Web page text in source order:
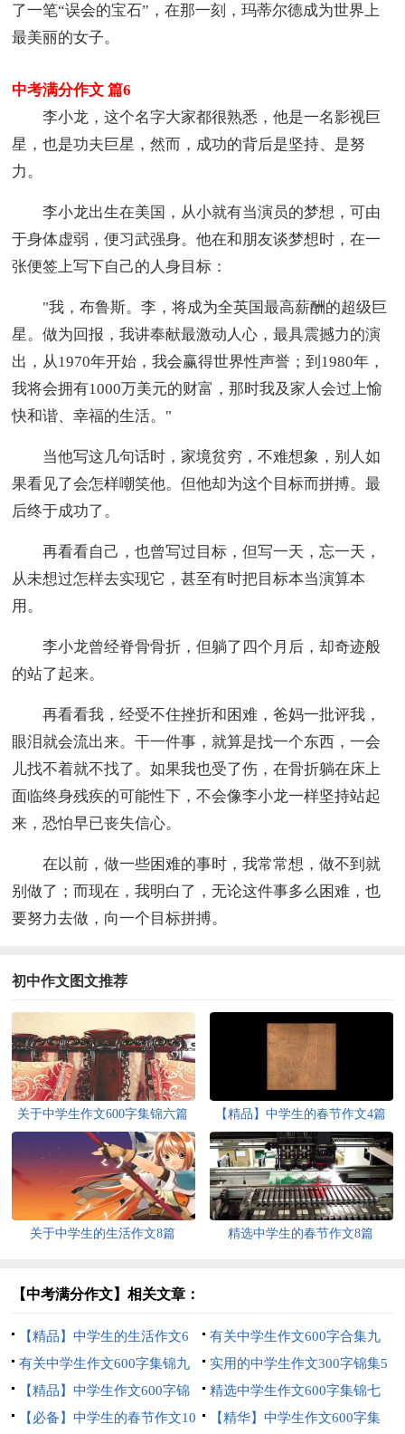
了一笔“误会的宝石”，在那一刻，玛蒂尔德成为世界上
最美丽的女子。
中考满分作文 篇6
李小龙，这个名字大家都很熟悉，他是一名影视巨
星，也是功夫巨星，然而，成功的背后是坚持、是努
力。
李小龙出生在美国，从小就有当演员的梦想，可由
于身体虚弱，便习武强身。他在和朋友谈梦想时，在一
张便签上写下自己的人身目标：
"我，布鲁斯。李，将成为全英国最高薪酬的超级巨
星。做为回报，我讲奉献最激动人心，最具震撼力的演
出，从1970年开始，我会赢得世界性声誉；到1980年，
我将会拥有1000万美元的财富，那时我及家人会过上愉
快和谐、幸福的生活。"
当他写这几句话时，家境贫穷，不难想象，别人如
果看见了会怎样嘲笑他。但他却为这个目标而拼搏。最
后终于成功了。
再看看自己，也曾写过目标，但写一天，忘一天，
从未想过怎样去实现它，甚至有时把目标本当演算本
用。
李小龙曾经脊骨骨折，但躺了四个月后，却奇迹般
的站了起来。
再看看我，经受不住挫折和困难，爸妈一批评我，
眼泪就会流出来。干一件事，就算是找一个东西，一会
儿找不着就不找了。如果我也受了伤，在骨折躺在床上
面临终身残疾的可能性下，不会像李小龙一样坚持站起
来，恐怕早已丧失信心。
在以前，做一些困难的事时，我常常想，做不到就
别做了；而现在，我明白了，无论这件事多么困难，也
要努力去做，向一个目标拼搏。
初中作文图文推荐
关于中学生作文600字集锦六篇 【精品】中学生的春节作文4篇
关于中学生的生活作文8篇 精选中学生的春节作文8篇
【中考满分作文】相关文章：
【精品】中学生的生活作文6
篇
有关中学生作文600字合集九
篇
有关中学生作文600字集锦九
篇
实用的中学生作文300字锦集5
篇
【精品】中学生作文600字锦
集10篇
精选中学生作文600字集锦七
篇
【必备】中学生的春节作文10 【精华】中学生作文600字集